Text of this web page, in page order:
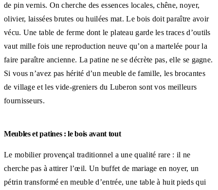
de pin vernis. On cherche des essences locales, chêne, noyer,
olivier, laissées brutes ou huilées mat. Le bois doit paraître avoir
vécu. Une table de ferme dont le plateau garde les traces d’outils
vaut mille fois une reproduction neuve qu’on a martelée pour la
faire paraître ancienne. La patine ne se décrète pas, elle se gagne.
Si vous n’avez pas hérité d’un meuble de famille, les brocantes
de village et les vide-greniers du Luberon sont vos meilleurs
fournisseurs.
Meubles et patines : le bois avant tout
Le mobilier provençal traditionnel a une qualité rare : il ne
cherche pas à attirer l’œil. Un buffet de mariage en noyer, un
pétrin transformé en meuble d’entrée, une table à huit pieds qui